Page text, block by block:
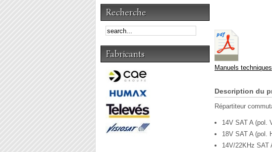
Recherche
Fabricants
Manuels techniques
Description du
Répartiteur
14V SAT A (pol.
18V SAT A (pol.
14V/22KHz SAT